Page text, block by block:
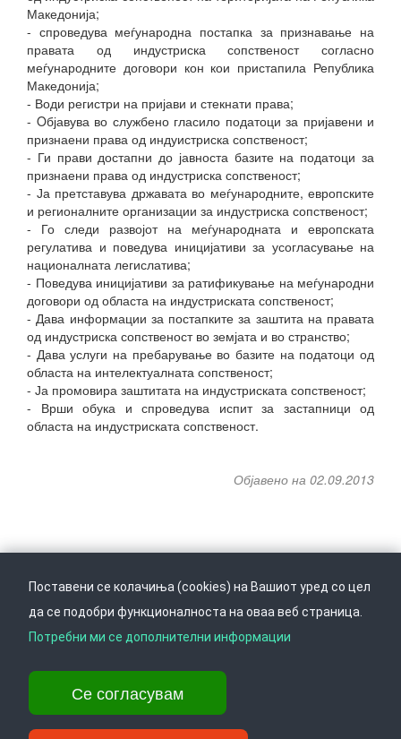
Македонија;
- спроведува меѓународна постапка за признавање на
правата од индустриска сопственост согласно
меѓународните договори кон кои пристапила Република
Македонија;
- Води регистри на пријави и стекнати права;
- Oбјавува во службено гласило податоци за пријавени и
признаени права од индуистриска сопственост;
- Ги прави достапни до јавноста базите на податоци за
признаени права од индустриска сопственост;
- Ја претставува државата во меѓународните, европските
и регионалните организации за индустриска сопственост;
- Го следи развојот на меѓународната и европската
регулатива и поведува иницијативи за усогласување на
националната легислатива;
- Поведува иницијативи за ратификување на меѓународни
договори од областа на индустриската сопственост;
- Дава информации за постапките за заштита на правата
од индустриска сопственост во земјата и во странство;
- Дава услуги на пребарување во базите на податоци од
областа на интелектуалната сопственост;
- Ја промовира заштитата на индустриската сопственост;
- Врши обука и спроведува испит за застапници од
областа на индустриската сопственост.
Објавено на 02.09.2013
Врати се горе Следете не на
Ул. Даме Груев 14, Катна гаража Беко на 1-виот кат, 1000 Скопје,
Тел: +389 2 3103 601 (641), Факс: +389 2 3137 149 |
Поставени се колачиња (cookies) на Вашиот уред со цел
да се подобри функционалноста на оваа веб страница.
Потребни ми се дополнителни информации
Се согласувам